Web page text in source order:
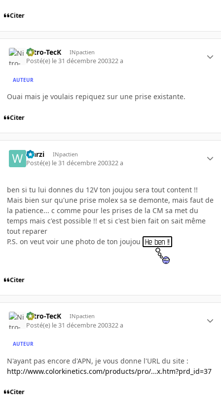
Citer
Nitro-TecK INpactien
Posté(e) le 31 décembre 200322 a
AUTEUR
Ouai mais je voulais repiquez sur une prise existante.
Citer
warzi INpactien
Posté(e) le 31 décembre 200322 a
ben si tu lui donnes du 12V ton joujou sera tout content !!
Mais bien sur qu'une prise molex sa se demonte, mais faut de
la patience... c comme pour les prises de la CM sa met du
temps mais c'est possible !! et si c'est bien fait on sait même
tout reparer
P.S. on veut voir une photo de ton joujou
Citer
Nitro-TecK INpactien
Posté(e) le 31 décembre 200322 a
AUTEUR
N'ayant pas encore d'APN, je vous donne l'URL du site :
http://www.colorkinetics.com/products/pro/...x.htm?prd_id=37
Citer